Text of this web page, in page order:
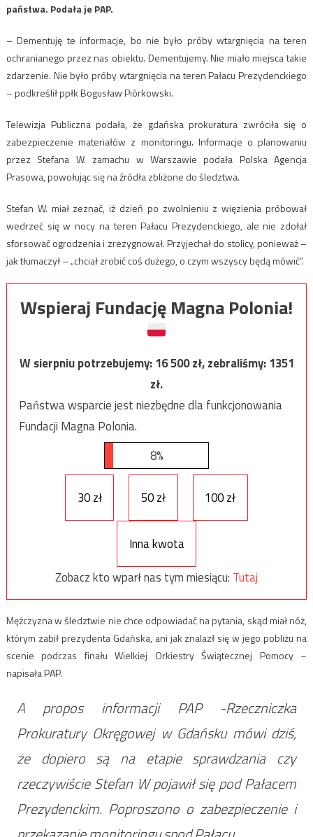
państwa. Podała je PAP.
– Dementuję te informacje, bo nie było próby wtargnięcia na teren
ochranianego przez nas obiektu. Dementujemy. Nie miało miejsca takie
zdarzenie. Nie było próby wtargnięcia na teren Pałacu Prezydenckiego
– podkreślił ppłk Bogusław Piórkowski.
Telewizja Publiczna podała, że gdańska prokuratura zwróciła się o
zabezpieczenie materiałów z monitoringu. Informacje o planowaniu
przez Stefana W. zamachu w Warszawie podała Polska Agencja
Prasowa, powołując się na źródła zbliżone do śledztwa.
Stefan W. miał zeznać, iż dzień po zwolnieniu z więzienia próbował
wedrzeć się w nocy na teren Pałacu Prezydenckiego, ale nie zdołał
sforsować ogrodzenia i zrezygnował. Przyjechał do stolicy, ponieważ –
jak tłumaczył – „chciał zrobić coś dużego, o czym wszyscy będą mówić”.
Wspieraj Fundację Magna Polonia!
W sierpniu potrzebujemy:16 500zł, zebraliśmy:1351
zł.
Państwa wsparcie jest niezbędne dla funkcjonowania
Fundacji Magna Polonia.
8%
30 zł 50 zł 100 zł
Inna kwota
Zobacz kto wparł nas tym miesiącu: Tutaj
Mężczyzna w śledztwie nie chce odpowiadać na pytania, skąd miał nóż,
którym zabił prezydenta Gdańska, ani jak znalazł się w jego pobliżu na
scenie podczas finału Wielkiej Orkiestry Świątecznej Pomocy –
napisała PAP.
A propos informacji PAP -Rzeczniczka
Prokuratury Okręgowej w Gdańsku mówi dziś,
że dopiero są na etapie sprawdzania czy
rzeczywiście Stefan W pojawił się pod Pałacem
Prezydenckim. Poproszono o zabezpieczenie i